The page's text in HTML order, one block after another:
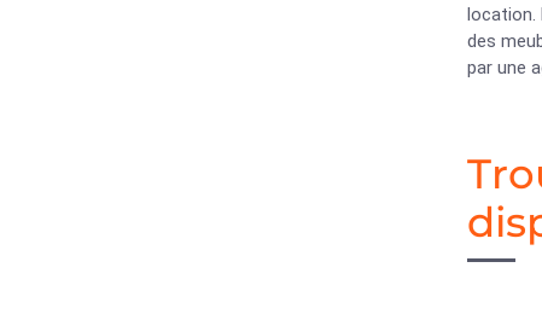
location.
des
par une